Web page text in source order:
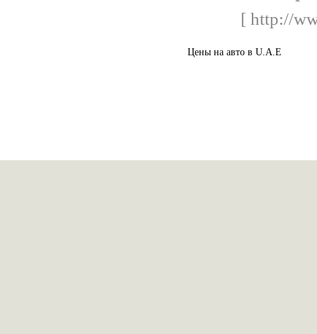
[ http://
Цены на авто в U.A.E